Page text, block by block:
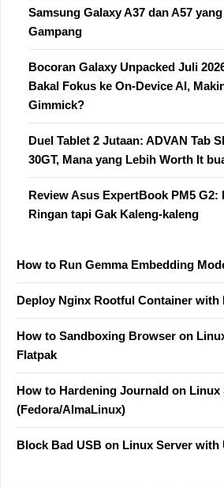
Samsung Galaxy A37 dan A57
Gampang
Bocoran Galaxy Unpacked Juli
Bakal Fokus ke On-Device AI,
Gimmick?
Duel Tablet 2 Jutaan: ADVAN Tab
30GT, Mana yang Lebih Worth It
Review Asus ExpertBook PM5 G2:
Ringan tapi Gak Kaleng-kaleng
How to Run Gemma Embedding
Deploy Nginx Rootful Container with
How to Sandboxing Browser on
Flatpak
How to Hardening Journald on Linux
(Fedora/AlmaLinux)
Block Bad USB on Linux Server with